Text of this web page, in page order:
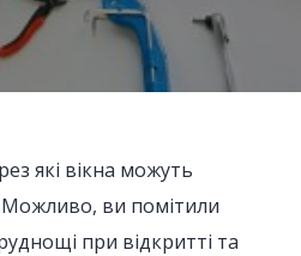
які вікна можуть
ви помітили
при відкритті та